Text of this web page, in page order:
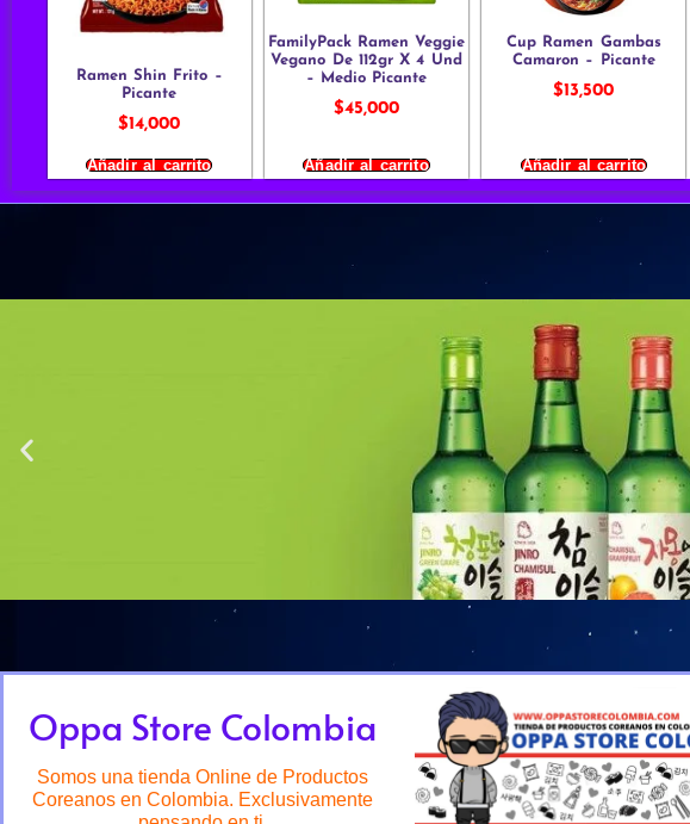
Ramen Shin Frito –
Picante
$14,000
Añadir al carrito
FamilyPack Ramen Veggie
Vegano De 112gr X 4 Und
– Medio Picante
$45,000
Añadir al carrito
Cup Ramen Gambas
Camaron – Picante
$13,500
Añadir al carrito
Oppa Store Colombia
Somos una tienda Online de Productos
Coreanos en Colombia. Exclusivamente